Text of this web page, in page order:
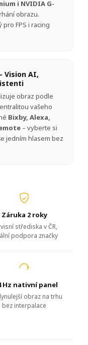
i NVIDIA G-
obrazu.
pro FPS i racing
Vision AI,
obraz podle
vašeho
Bixby, Alexa,
– vyberte si
jedním hlasem bez
Záruka 2 roky
střediska v ČR,
podpora značky
Hz nativní panel
obraz na trhu
bez interpalace